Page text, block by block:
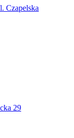
Czapelska
29